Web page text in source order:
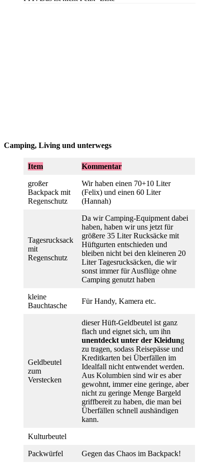
Camping, Living und unterwegs
Item Kommentar
großer
Backpack mit
Regenschutz
Wir haben einen 70+10 Liter
(Felix) und einen 60 Liter
(Hannah)
Tagesrucksack
mit
Regenschutz
Da wir Camping-Equipment dabei
haben, haben wir uns jetzt für
größere 35 Liter Rucksäcke mit
Hüftgurten entschieden und
bleiben nicht bei den kleineren 20
Liter Tagesrucksäcken, die wir
sonst immer für Ausflüge ohne
Camping genutzt haben
kleine
Bauchtasche
Für Handy, Kamera etc.
Geldbeutel
zum
Verstecken
dieser Hüft-Geldbeutel ist ganz
flach und eignet sich, um ihn
unentdeckt unter der Kleidung
zu tragen, sodass Reisepässe und
Kreditkarten bei Überfällen im
Idealfall nicht entwendet werden.
Aus Kolumbien sind wir es aber
gewohnt, immer eine geringe, aber
nicht zu geringe Menge Bargeld
griffbereit zu haben, die man bei
Überfällen schnell aushändigen
kann.
Kulturbeutel
Packwürfel Gegen das Chaos im Backpack!